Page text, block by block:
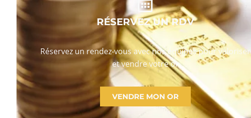
RÉSERVEZ UN RDV
Réservez un rendez-vous avec nos équipes pour valoriser
et vendre votre or
VENDRE MON OR